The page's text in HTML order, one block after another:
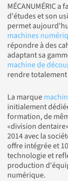
MÉCANUMÉRIC
d'études et son
permet
machines
répondre à des
adaptant sa
machine de
rendre
La marque
initialement
formation, de
«division
2014 avec la
offre intégrée et
technologie et
production
numérique.